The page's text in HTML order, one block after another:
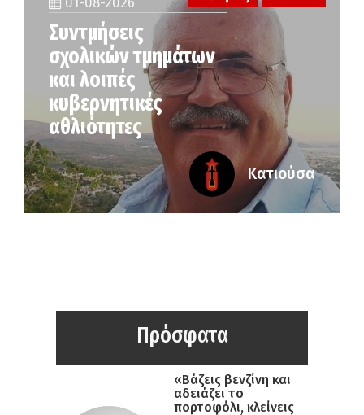
01-08-2026
Συντμήσεις
σχολικών τμημάτων
και λοιπές
κυβερνητικές
αθλιότητες
Κατιούσα
Πρόσφατα
«Βάζεις βενζίνη και
αδειάζει το
πορτοφόλι, κλείνεις